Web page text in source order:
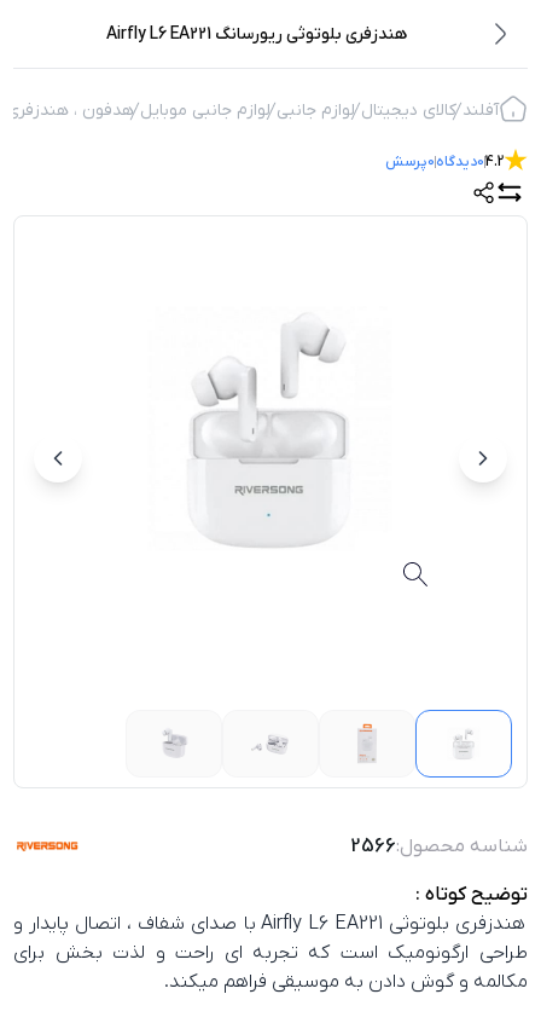
هندزفری بلوتوثی ریورسانگ Airfly L6 EA221
آفلند کالای دیجیتال لوازم جانبی لوازم جانبی موبایل هدفون ، هندزفری
4.2
0دیدگاه0پرسش
شناسه محصول:2566
توضیح کوتاه :
هندزفری بلوتوثی Airfly L6 EA221 با صدای شفاف ، اتصال پایدار و
طراحی ارگونومیک است که تجربه‌ ای راحت و لذت‌ بخش برای
مکالمه و گوش دادن به موسیقی فراهم میکند.